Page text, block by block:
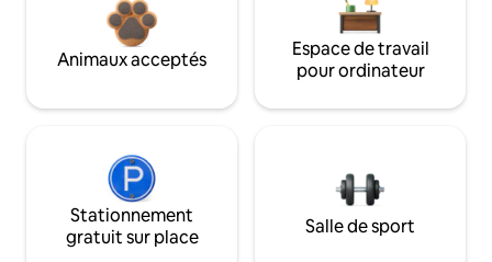
Animaux acceptés
Espace de travail
pour ordinateur
Stationnement
gratuit sur place
Salle de sport